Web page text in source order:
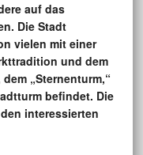
auf das
Die Stadt
vielen mit einer
und dem
„Sternenturm,“
befindet. Die
interessierten